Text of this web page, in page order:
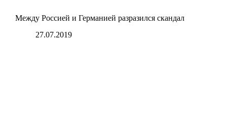
Между Россией и Германией разразился скандал
27.07.2019